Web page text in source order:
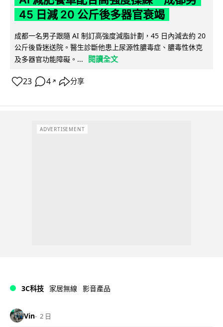
45 日減 20 公斤後多器官衰竭
成都一名男子跟隨 AI 制訂高強度減脂計劃，45 日內減去約 20
公斤後昏迷送院。醫生診斷他患上尿源性膿毒症、膿毒性休克
及多器官功能障礙。...
閱讀全文
23 4 ↗ 分享
ADVERTISEMENT
3C科技 家居無線 影音產品
Vin 2 日